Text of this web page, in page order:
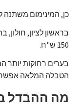
כן, המינימום משתנה
בראשון לציון, חולון,
150 ש"ח.
הטבלה המלאה
מה ההבדל